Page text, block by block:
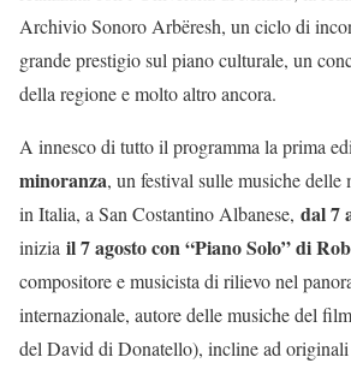
Archivio Sonoro Arbëresh, un ciclo di
grande prestigio sul piano culturale, un
della regione e molto altro ancora.
A innesco di tutto il programma la prima
minoranza, un festival sulle musiche
in Italia, a San Costantino Albanese, dal 7
inizia il 7 agosto con “Piano Solo” di
compositore e musicista di rilievo nel
internazionale, autore delle musiche del film
del David di Donatello), incline ad